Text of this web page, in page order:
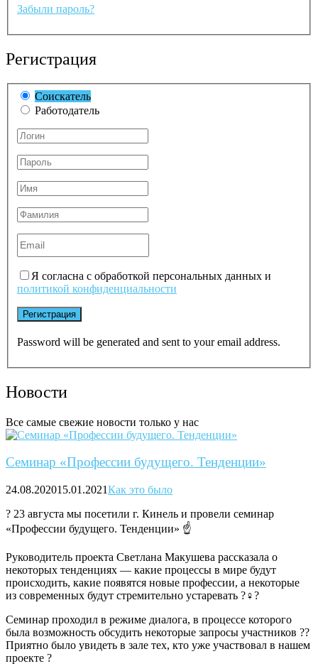
Забыли пароль?
Регистрация
Соискатель
Работодатель
Я согласна с обработкой персональных данных и
политикой конфиденциальности
Password will be generated and sent to your email address.
Новости
Все самые свежие новости только у нас
Семинар «Профессии будущего. Тенденции»
24.08.202015.01.2021Как это было
? 23 августа мы посетили г. Кинель и провели семинар
«Профессии будущего. Тенденции» ☝
Руководитель проекта Светлана Макушева рассказала о
некоторых тенденциях — какие процессы в мире будут
происходить, какие появятся новые профессии, а некоторые
из современных будут стремительно устаревать ?‍♀?
Семинар проходил в режиме диалога, в процессе которого
была возможность обсудить некоторые запросы участников ??
Приятно было увидеть в зале тех, кто уже участвовал в нашем
проекте ?